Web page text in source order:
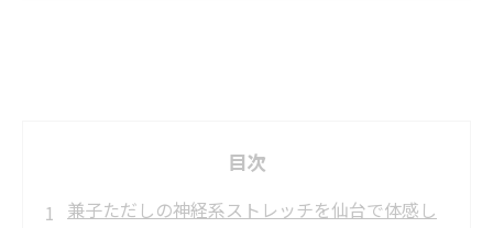
目次
兼子ただしの神経系ストレッチを仙台で体感し